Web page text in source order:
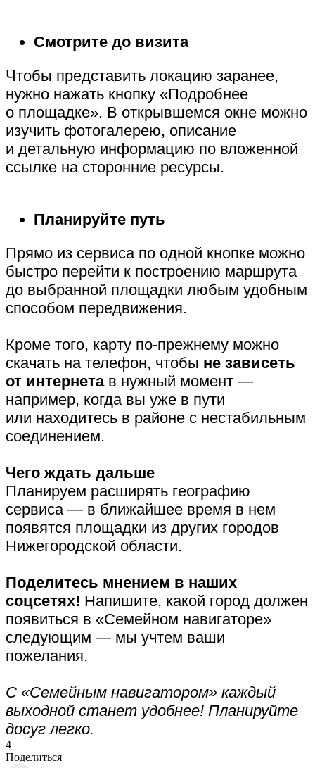
Смотрите до визита
Чтобы представить локацию заранее,
нужно нажать кнопку «Подробнее
о площадке». В открывшемся окне можно
изучить фотогалерею, описание
и детальную информацию по вложенной
ссылке на сторонние ресурсы.
Планируйте путь
Прямо из сервиса по одной кнопке можно
быстро перейти к построению маршрута
до выбранной площадки любым удобным
способом передвижения.
Кроме того, карту по-прежнему можно
скачать на телефон, чтобы не зависеть
от интернетав нужный момент —
например, когда вы уже в пути
или находитесь в районе с нестабильным
соединением.
Чего ждать дальше
Планируем расширять географию
сервиса — в ближайшее время в нем
появятся площадки из других городов
Нижегородской области.
Поделитесь мнением в наших
соцсетях! Напишите, какой город должен
появиться в «Семейном навигаторе»
следующим — мы учтем ваши
пожелания.
С «Семейным навигатором» каждый
выходной станет удобнее! Планируйте
досуг легко.
4
Поделиться